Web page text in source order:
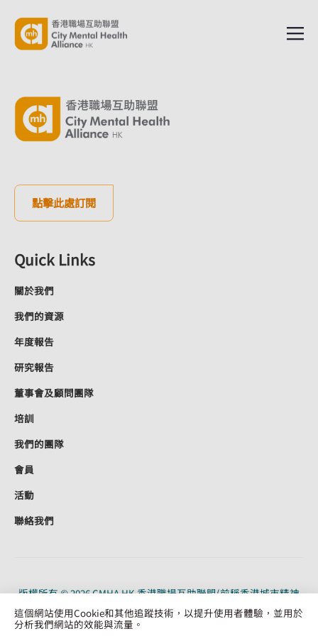
Quick Links
關於我們
我們的資源
年度報告
研究報告
董事會及顧問團隊
培訓
我們的團隊
會員
活動
聯絡我們
點擊此處訂閱
版權所有 © 2026 CMHA HK 香港職場互助聯盟(前稱香港城市精神
健康聯盟)。CMHA HK 是根據《稅務條例》（91/19956）第 88 條獲
認可的慈善機構。保留所有權利。
這個網站使用Cookie和其他追蹤技術，以提升使用者體驗，並用於
分析我們網站的效能與流量。